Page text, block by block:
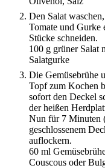
Den Salat
Tomate und Gurke
Stücke schneiden.
100 g grüner Salat
Salatgurke
Die Gemüsebrühe
Topf zum Kochen
sofort den Deckel
der heißen
Nun für 7 Minuten
geschlossenem
auflockern.
60 ml
Couscous oder